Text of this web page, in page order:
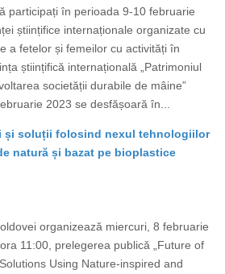
participați în perioada 9-10 februarie
științifice internaționale organizate cu
a fetelor și femeilor cu activități în
științifică internațională „Patrimoniul
societății durabile de mâine”
2023 se desfășoară în...
și soluții folosind nexul tehnologiilor
natură și bazat pe bioplastice
organizează miercuri, 8 februarie
11:00, prelegerea publică „Future of
Using Nature-inspired and